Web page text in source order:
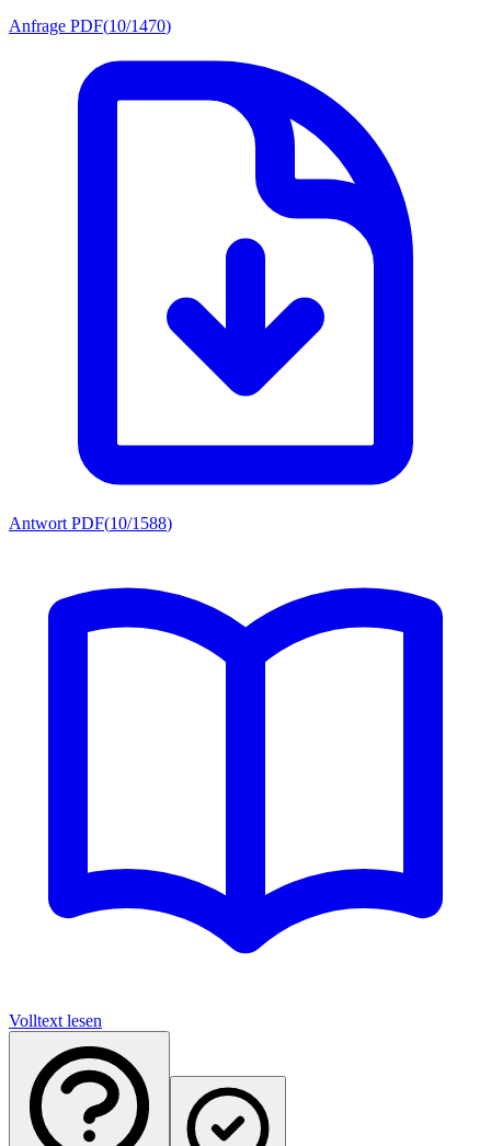
Anfrage PDF(10/1470)
Antwort PDF(10/1588)
Volltext lesen